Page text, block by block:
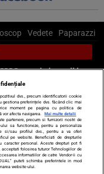
Vedete Paparazzi
sau trimite mail la
Politică
de vise
LIFE STYLE
de confidențialitate
dvs., precum identificatorii cookie
gestiona preferințele dvs. făcând clic mai
moment pe pagina cu politica de
afecta navigarea.
Mai multe detalii
partenere, precum si furnizorii nostri de
sa functioneze, pentru a personaliza
si/sau profilul dvs., pentru a va oferi
pe website. Beneficiati de drepturile
caracter personal. Aceste drepturi pot fi
acceptati folosirea tuturor Tehnologiilor de
informatiilor de catre Vendor-ii cu
puteti schimba preferintele in mod
website-ului.